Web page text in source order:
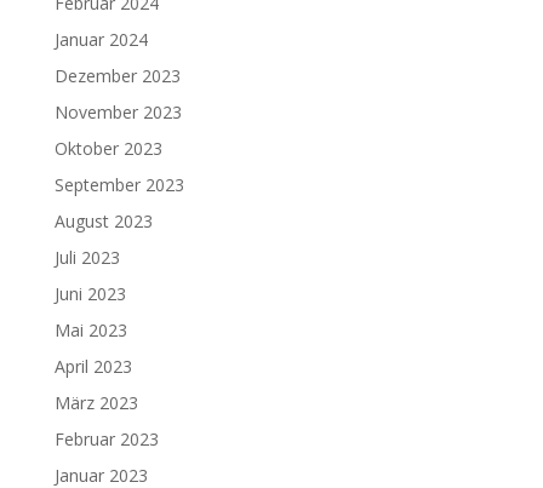
Januar 2024
Dezember 2023
November 2023
Oktober 2023
September 2023
August 2023
Juli 2023
Juni 2023
Mai 2023
April 2023
März 2023
Februar 2023
Januar 2023